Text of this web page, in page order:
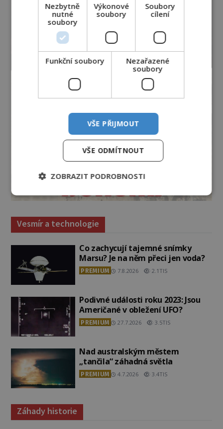
Vesmír a technologie
Co zachycují tajemné snímky
Marsu? Je na něm přeci jen voda?
PREMIUM 7.8.2026 2.1TIS
Podivné události roku 2023: Jsou
Američané v obležení UFO?
PREMIUM 27.7.2026 3.5TIS
Nad australským městem
„tančila“ záhadná světla
PREMIUM 4.7.2026 3.4TIS
Záhady historie
Nezbytně
nutné
soubory
Výkonové
soubory
Soubory
cílení
Funkční soubory
Nezařazené
soubory
VŠE PŘIJMOUT
VŠE ODMÍTNOUT
ZOBRAZIT PODROBNOSTI